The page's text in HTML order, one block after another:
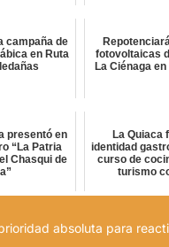
campaña de
en Ruta
fotovoltaicas
La Ciénaga
presentó en
“La Patria
Chasqui de
La Quiaca
identidad
curso de
turismo
absoluta para